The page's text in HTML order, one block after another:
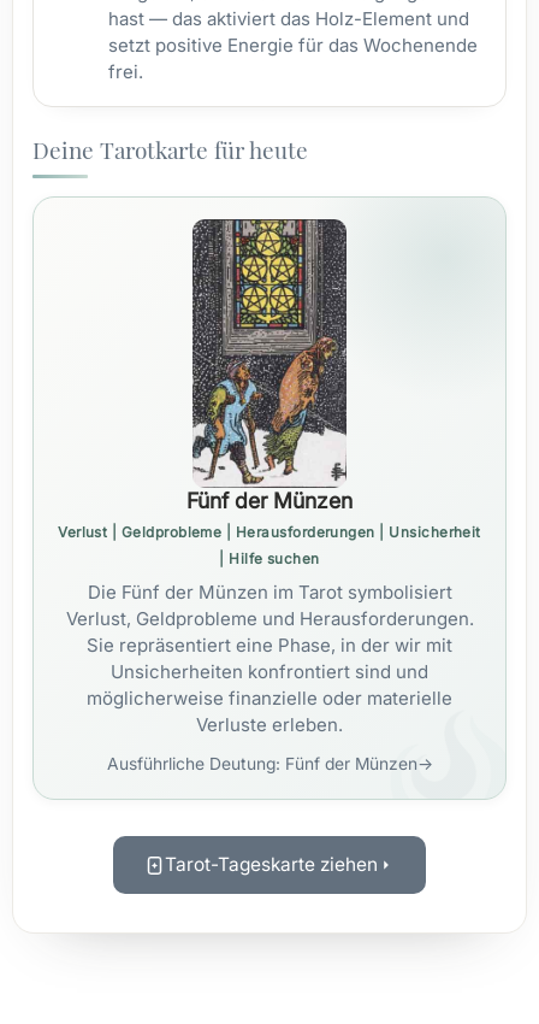
hast — das aktiviert das Holz-Element und
setzt positive Energie für das Wochenende
frei.
Deine Tarotkarte für heute
Fünf der Münzen
Verlust | Geldprobleme | Herausforderungen | Unsicherheit
| Hilfe suchen
Die Fünf der Münzen im Tarot symbolisiert
Verlust, Geldprobleme und Herausforderungen.
Sie repräsentiert eine Phase, in der wir mit
Unsicherheiten konfrontiert sind und
möglicherweise finanzielle oder materielle
Verluste erleben.
Ausführliche Deutung: Fünf der Münzen→
Tarot-Tageskarte ziehen